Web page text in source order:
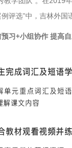
评选”中，吉林外国
习+小组协作 提高